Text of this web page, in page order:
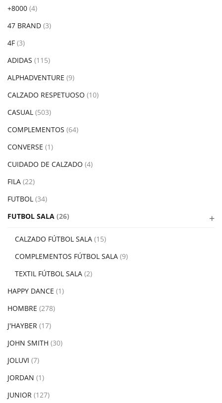
+8000 (4)
47 BRAND (3)
4F (3)
ADIDAS (115)
ALPHADVENTURE (9)
CALZADO RESPETUOSO (10)
CASUAL (503)
COMPLEMENTOS (64)
CONVERSE (1)
CUIDADO DE CALZADO (4)
FILA (22)
FUTBOL (34)
FUTBOL SALA (26)
CALZADO FÚTBOL SALA (15)
COMPLEMENTOS FÚTBOL SALA (9)
TEXTIL FÚTBOL SALA (2)
HAPPY DANCE (1)
HOMBRE (278)
J'HAYBER (17)
JOHN SMITH (30)
JOLUVI (7)
JORDAN (1)
JUNIOR (127)